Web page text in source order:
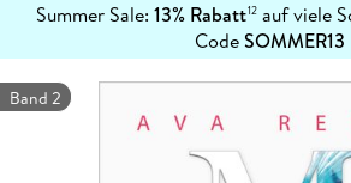
Summer Sale: 13% Rabatt12auf viele
CodeSOMMER13
erfahren
Band 2